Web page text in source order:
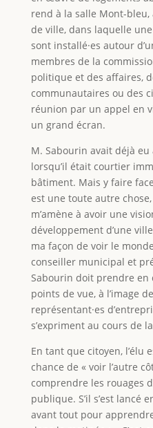
rend à la salle Mont-bleu,
de ville, dans laquelle
sont installé·es autour
membres de la
politique et des affaires,
communautaires ou des
réunion par un appel en
un grand écran.
M. Sabourin avait déjà
lorsqu’il était courtier
bâtiment. Mais y faire
est une toute autre
m’amène à avoir une
développement d’une
ma façon de voir le
conseiller municipal et
Sabourin doit prendre en
points de vue, à l’image
représentant·es
s’expriment au cours de
En tant que citoyen, l’élu
chance de « voir l’autre
comprendre les rouages
publique. S’il s’est lancé
avant tout pour